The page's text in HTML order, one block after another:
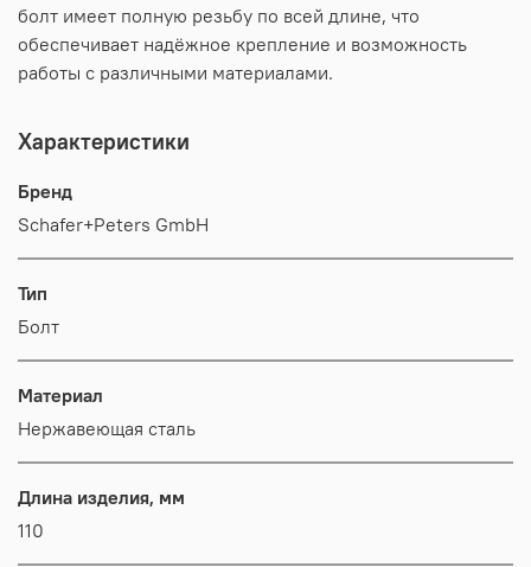
болт имеет полную резьбу по всей длине, что
обеспечивает надёжное крепление и возможность
работы с различными материалами.
Характеристики
Бренд
Schafer+Peters GmbH
Тип
Болт
Материал
Нержавеющая сталь
Длина изделия, мм
110